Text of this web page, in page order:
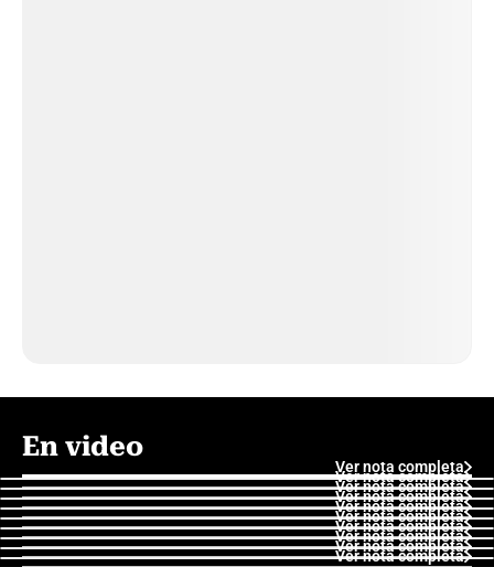
En video
Ver nota completa
Ver nota completa
Ver nota completa
Ver nota completa
Ver nota completa
Ver nota completa
Ver nota completa
Ver nota completa
Ver nota completa
Ver nota completa